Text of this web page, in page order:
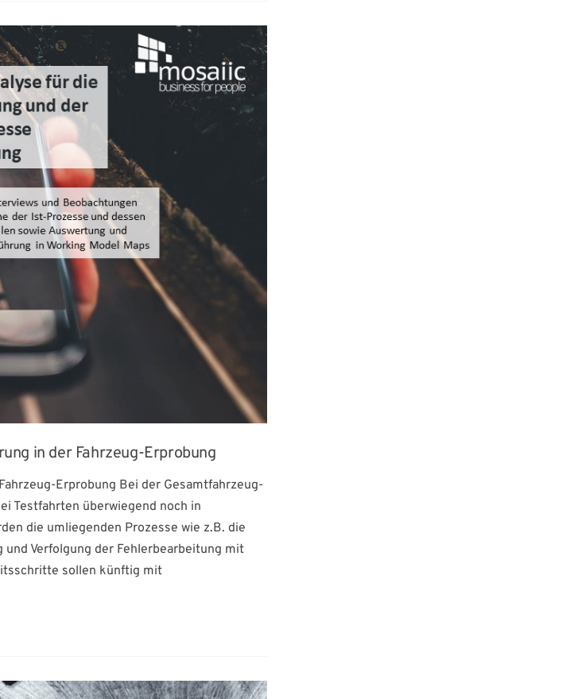
in der Fahrzeug-Erprobung
Erprobung Bei der Gesamtfahrzeug-
Testfahrten überwiegend noch in
die umliegenden Prozesse wie z.B. die
Verfolgung der Fehlerbearbeitung mit
sollen künftig mit